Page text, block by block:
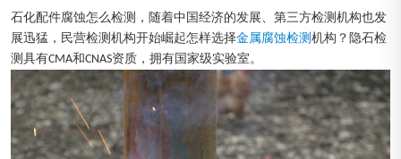
石化配件腐蚀怎么检测，随着中国经济的发展、第三方检测机构也发
展迅猛，民营检测机构开始崛起怎样选择金属腐蚀检测 机构？隐石检
测具有CMA和CNAS资质，拥有国家级实验室。